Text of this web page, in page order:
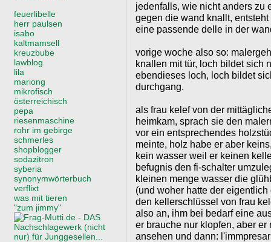
feuerlibelle
herr paulsen
isabo
kaltmamsell
kreuzbube
lawblog
lila
mariong
mikrofisch
österreichisch
pepa
riesenmaschine
rohr im gebirge
schmerles
shopblogger
sodazitron
syberia
synonymwörterbuch
verflixt
was mit tieren
"zum jimmy"
jedenfalls, wie nicht anders zu
gegen die wand knallt,
eine passende delle in der
vorige woche also so:
knallen mit tür, loch bildet sich
ebendieses loch, loch bildet
durchgang.
als frau kelef von der
heimkam, sprach sie den
vor ein entsprechendes
meinte, holz habe er aber
kein wasser weil er keinen
befugnis den fi-schalter
kleinen menge wasser die
(und woher hatte der
den kellerschlüssel von frau
also an, ihm bei bedarf eine
er brauche nur klopfen, aber
ansehen und dann: